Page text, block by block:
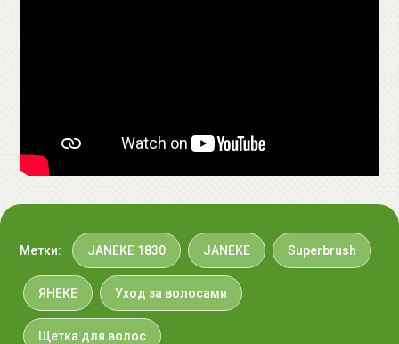
Метки: JANEKE 1830 JANEKE Superbrush
ЯНЕКЕ Уход за волосами
Щетка для волос